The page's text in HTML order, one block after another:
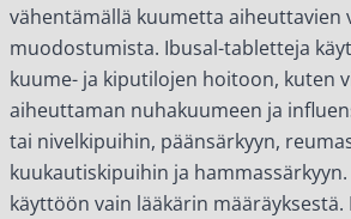
vähentämällä kuumetta aiheuttavien
muodostumista. Ibusal-tabletteja
kuume- ja kiputilojen hoitoon, kuten
aiheuttaman nuhakuumeen ja
tai nivelkipuihin, päänsärkyyn,
kuukautiskipuihin ja
käyttöön vain lääkärin määräyksestä.